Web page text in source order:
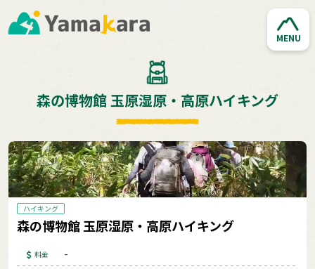
MENU
森の博物館 玉原湿原・高原ハイキング
ハイキング
森の博物館 玉原湿原・高原ハイキング
料金 -